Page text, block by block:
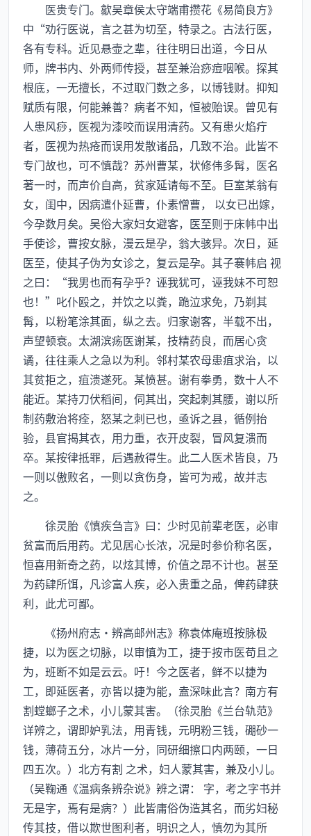
医贵专门。歙吴章侯太守端甫攒花《易简良方》
中“劝行医说，言之甚为切至，特录之。古法行医，
各有专科。近见悬壶之辈，往往明日出道，今日从
师，牌书内、外两师传授，甚至兼治痧痘咽喉。探其
根底，一无擅长，不过取门数之多，以博钱财。抑知
赋质有限，何能兼善？病者不知，恒被贻误。曾见有
人患风痧，医视为漆咬而误用清药。又有患火焰疔
者，医视为热疮而误用发散诸品，几致不治。此皆不
专门故也，可不慎哉？苏州曹某，状修伟多髯，医名
著一时，而声价自高，贫家延请每不至。巨室某翁有
女，闺中，因病遣仆延曹，仆素憎曹， 以女已出嫁，
今孕数月矣。吴俗大家妇女避客，医至则于床帏中出
手使诊，曹按女脉，漫云是孕，翁大骇异。次日，延
医至，使其子伪为女诊之，复云是孕。其子褰帏启 视
之曰：“我男也而有孕乎？诬我犹可，诬我妹不可恕
也！”叱仆殴之，并饮之以粪，跪泣求免，乃剃其
髯，以粉笔涂其面，纵之去。归家谢客，半载不出，
声望顿衰。太湖滨疡医谢某，技精药良，而居心贪
谲，往往乘人之急以为利。邻村某农母患疽求治，以
其贫拒之，疽溃遂死。某愤甚。谢有拳勇，数十人不
能近。某持刀伏稻间，伺其出，突起刺其腰，谢以所
制药敷治将痊，怒某之刺已也，亟诉之县，循例抬
验，县官揭其衣，用力重，衣开皮裂，冒风复溃而
卒。某按律抵罪，后遇赦得生。此二人医术皆良，乃
一则以傲败名，一则以贪伤身，皆可为戒，故并志
之。
徐灵胎《慎疾刍言》曰：少时见前辈老医，必审
贫富而后用药。尤见居心长浓，况是时参价称名医，
恒喜用新奇之药，以炫其博，价值之昂不计也。甚至
为药肆所饵，凡诊富人疾，必入贵重之品，俾药肆获
利，此尤可鄙。
《扬州府志·辨高邮州志》称袁体庵班按脉极
捷，以为医之切脉，以审慎为工，捷于按市医苟且之
为，班断不如是云云。吁！今之医者，鲜不以捷为
工，即延医者，亦皆以捷为能，盍深味此言？南方有
割螳螂子之术，小儿蒙其害。（徐灵胎《兰台轨范》
详辨之，谓即妒乳法，用青钱，元明粉三钱，硼砂一
钱，薄荷五分，冰片一分，同研细擦口内两颐，一日
四五次。）北方有割 之术，妇人蒙其害，兼及小儿。
（吴鞠通《温病条辨杂说》辨之谓： 字，考之字书并
无是字，焉有是病？）此皆庸俗伪造其名，而劣妇秘
传其技，借以欺世图利者，明识之人，慎勿为其所